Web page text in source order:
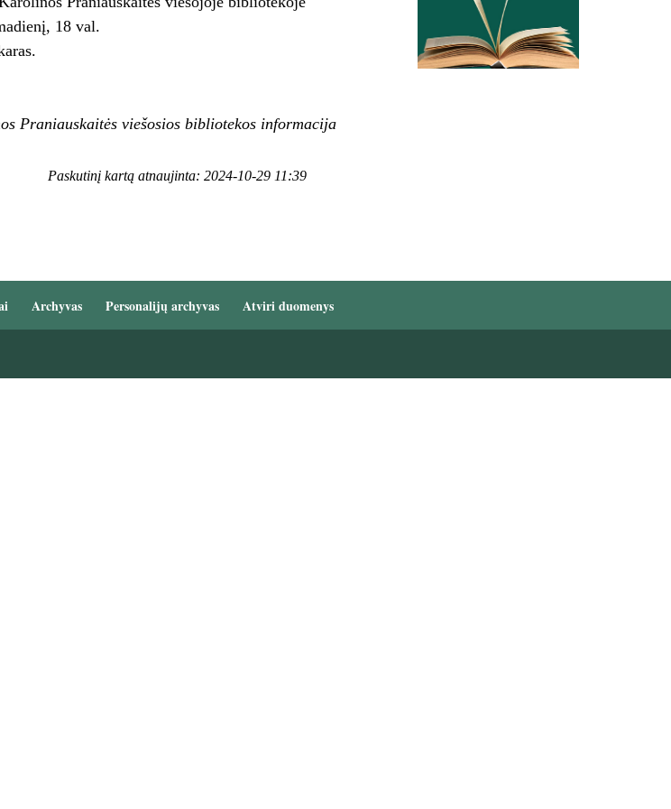
18 val.
Praniauskaitės viešosios bibliotekos informacija
Paskutinį kartą atnaujinta: 2024-10-29 11:39
Archyvas Personalijų archyvas Atviri duomenys